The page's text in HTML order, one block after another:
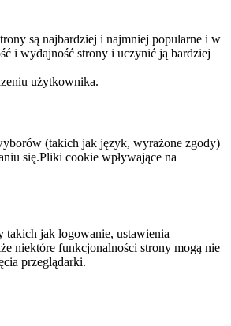
są najbardziej i najmniej popularne i w
i wydajność strony i uczynić ją bardziej
użytkownika.
(takich jak język, wyrażone zgody)
się.Pliki cookie wpływające na
takich jak logowanie, ustawienia
niektóre funkcjonalności strony mogą nie
przeglądarki.